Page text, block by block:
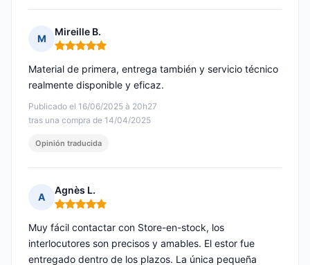
M
Mireille B.
Nota: 5 de 5
Publicado el 16/06/2025 à 20h27
tras una compra de 14/04/2025
Material de primera, entrega también y servicio técnico
realmente disponible y eficaz.
Opinión traducida
A
Agnès L.
Nota: 5 de 5
Muy fácil contactar con Store-en-stock, los
interlocutores son precisos y amables. El estor fue
entregado dentro de los plazos. La única pequeña